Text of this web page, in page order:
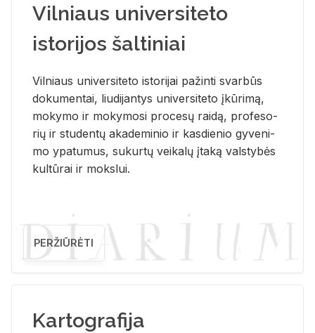
Vilniaus universiteto
istorijos šaltiniai
Vil­niaus uni­ver­si­te­to is­to­ri­jai pa­žin­ti svar­būs
do­ku­men­tai, liu­di­jan­tys uni­ver­si­te­to įkū­ri­mą,
mo­ky­mo ir mo­ky­mo­si pro­ce­sų rai­dą, pro­fe­so­
rių ir stu­den­tų aka­de­mi­nio ir kas­die­nio gy­ve­ni­
mo ypa­tu­mus, su­kur­tų vei­ka­lų įta­ką vals­ty­bės
kul­tū­rai ir moks­lui.
PERŽIŪRĖTI
Kartografija